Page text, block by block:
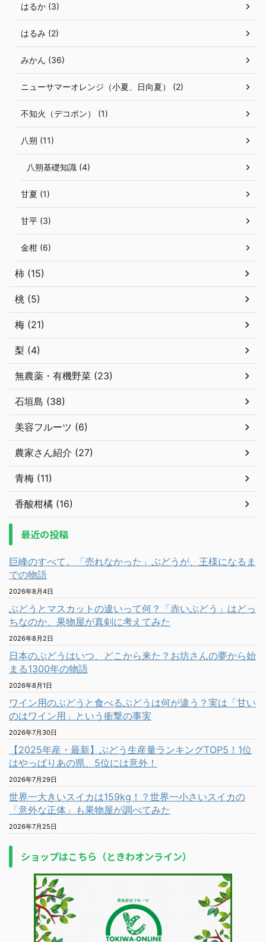
はるか (3)
はるみ (2)
みかん (36)
ニューサマーオレンジ（小夏、日向夏） (2)
不知火（デコポン） (1)
八朔 (11)
八朔基礎知識 (4)
甘夏 (1)
甘平 (3)
金柑 (6)
柿 (15)
桃 (5)
梅 (21)
梨 (4)
無農薬・有機野菜 (23)
石垣島 (38)
美容フルーツ (6)
農家さん紹介 (27)
青梅 (11)
香酸柑橘 (16)
最近の投稿
巨峰のすべて。「売れなかった」ぶどうが、王様になるま
での物語
2026年8月4日
ぶどうとマスカットの違いって何？「赤いぶどう」はどっ
ちなのか、果物屋が真剣に考えてみた
2026年8月2日
日本のぶどうはいつ、どこから来た？お坊さんの夢から始
まる1300年の物語
2026年8月1日
ワイン用のぶどうと食べるぶどうは何が違う？実は「甘い
のはワイン用」という衝撃の事実
2026年7月30日
【2025年産・最新】ぶどう生産量ランキングTOP5！1位
はやっぱりあの県、5位には意外！
2026年7月29日
世界一大きいスイカは159kg！？世界一小さいスイカの
「意外な正体」も果物屋が調べてみた
2026年7月25日
ショップはこちら（ときわオンライン）